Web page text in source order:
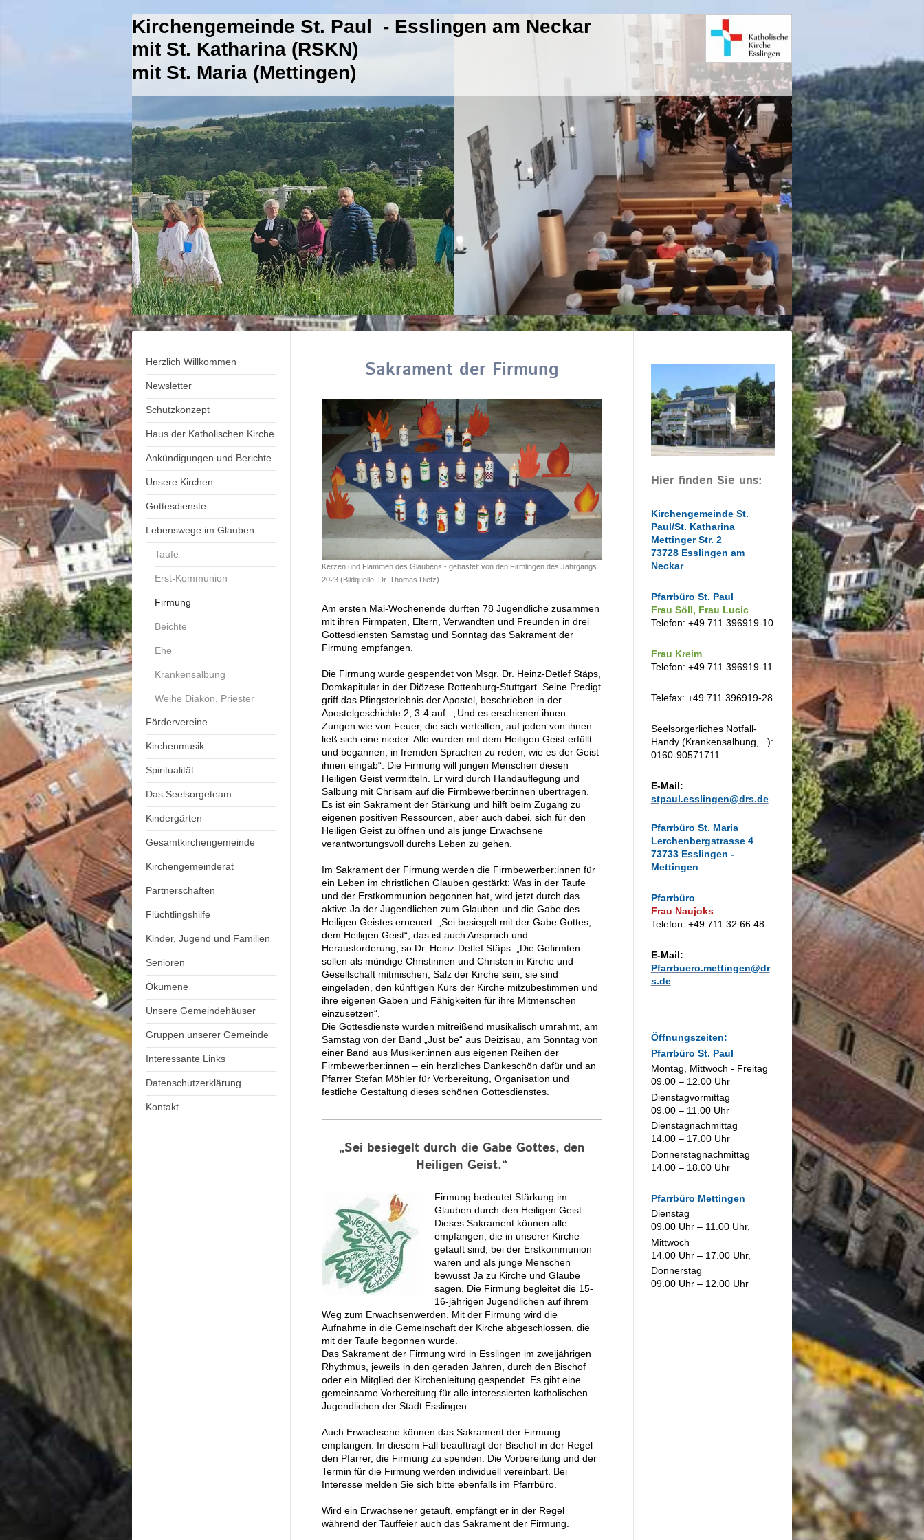
Kirchengemeinde St. Paul - Esslingen am Neckar
mit St. Katharina (RSKN)
mit St. Maria (Mettingen)
Herzlich Willkommen
Newsletter
Schutzkonzept
Haus der Katholischen Kirche
Ankündigungen und Berichte
Unsere Kirchen
Gottesdienste
Lebenswege im Glauben
Taufe
Erst-Kommunion
Firmung
Beichte
Ehe
Krankensalbung
Weihe Diakon, Priester
Fördervereine
Kirchenmusik
Spiritualität
Das Seelsorgeteam
Kindergärten
Gesamtkirchengemeinde
Kirchengemeinderat
Partnerschaften
Flüchtlingshilfe
Kinder, Jugend und Familien
Senioren
Ökumene
Unsere Gemeindehäuser
Gruppen unserer Gemeinde
Interessante Links
Datenschutzerklärung
Kontakt
Sakrament der Firmung
Kerzen und Flammen des Glaubens - gebastelt von den Firmlingen des Jahrgangs
2023 (Bildquelle: Dr. Thomas Dietz)
Am ersten Mai-Wochenende durften 78 Jugendliche zusammen
mit ihren Firmpaten, Eltern, Verwandten und Freunden in drei
Gottesdiensten Samstag und Sonntag das Sakrament der
Firmung empfangen.
Die Firmung wurde gespendet von Msgr. Dr. Heinz-Detlef Stäps,
Domkapitular in der Diözese Rottenburg-Stuttgart. Seine Predigt
griff das Pfingsterlebnis der Apostel, beschrieben in der
Apostelgeschichte 2, 3-4 auf. „Und es erschienen ihnen
Zungen wie von Feuer, die sich verteilten; auf jeden von ihnen
ließ sich eine nieder. Alle wurden mit dem Heiligen Geist erfüllt
und begannen, in fremden Sprachen zu reden, wie es der Geist
ihnen eingab“. Die Firmung will jungen Menschen diesen
Heiligen Geist vermitteln. Er wird durch Handauflegung und
Salbung mit Chrisam auf die Firmbewerber:innen übertragen.
Es ist ein Sakrament der Stärkung und hilft beim Zugang zu
eigenen positiven Ressourcen, aber auch dabei, sich für den
Heiligen Geist zu öffnen und als junge Erwachsene
verantwortungsvoll durchs Leben zu gehen.
Im Sakrament der Firmung werden die Firmbewerber:innen für
ein Leben im christlichen Glauben gestärkt: Was in der Taufe
und der Erstkommunion begonnen hat, wird jetzt durch das
aktive Ja der Jugendlichen zum Glauben und die Gabe des
Heiligen Geistes erneuert. „Sei besiegelt mit der Gabe Gottes,
dem Heiligen Geist“, das ist auch Anspruch und
Herausforderung, so Dr. Heinz-Detlef Stäps. „Die Gefirmten
sollen als mündige Christinnen und Christen in Kirche und
Gesellschaft mitmischen, Salz der Kirche sein; sie sind
eingeladen, den künftigen Kurs der Kirche mitzubestimmen und
ihre eigenen Gaben und Fähigkeiten für ihre Mitmenschen
einzusetzen“.
Die Gottesdienste wurden mitreißend musikalisch umrahmt, am
Samstag von der Band „Just be“ aus Deizisau, am Sonntag von
einer Band aus Musiker:innen aus eigenen Reihen der
Firmbewerber:innen – ein herzliches Dankeschön dafür und an
Pfarrer Stefan Möhler für Vorbereitung, Organisation und
festliche Gestaltung dieses schönen Gottesdienstes.
„Sei besiegelt durch die Gabe Gottes, den
Heiligen Geist.“
Firmung bedeutet Stärkung im
Glauben durch den Heiligen Geist.
Dieses Sakrament können alle
empfangen, die in unserer Kirche
getauft sind, bei der Erstkommunion
waren und als junge Menschen
bewusst Ja zu Kirche und Glaube
sagen. Die Firmung begleitet die 15-
16-jährigen Jugendlichen auf ihrem
Weg zum Erwachsenwerden. Mit der Firmung wird die
Aufnahme in die Gemeinschaft der Kirche abgeschlossen, die
mit der Taufe begonnen wurde.
Das Sakrament der Firmung wird in Esslingen im zweijährigen
Rhythmus, jeweils in den geraden Jahren, durch den Bischof
oder ein Mitglied der Kirchenleitung gespendet. Es gibt eine
gemeinsame Vorbereitung für alle interessierten katholischen
Jugendlichen der Stadt Esslingen.
Auch Erwachsene können das Sakrament der Firmung
empfangen. In diesem Fall beauftragt der Bischof in der Regel
den Pfarrer, die Firmung zu spenden. Die Vorbereitung und der
Termin für die Firmung werden individuell vereinbart. Bei
Interesse melden Sie sich bitte ebenfalls im Pfarrbüro.
Wird ein Erwachsener getauft, empfängt er in der Regel
während der Tauffeier auch das Sakrament der Firmung.
Hier finden Sie uns:
Kirchengemeinde St.
Paul/St. Katharina
Mettinger Str. 2
73728 Esslingen am
Neckar
Pfarrbüro St. Paul
Frau Söll, Frau Lucic
Telefon: +49 711 396919-10
Frau Kreim
Telefon: +49 711 396919-11
Telefax: +49 711 396919-28
Seelsorgerliches Notfall-
Handy (Krankensalbung,...):
0160-90571711
E-Mail:
stpaul.esslingen@drs.de
Pfarrbüro St. Maria
Lerchenbergstrasse 4
73733 Esslingen -
Mettingen
Pfarrbüro
Frau Naujoks
Telefon: +49 711 32 66 48
E-Mail:
Pfarrbuero.mettingen@dr
s.de
Öffnungszeiten:
Pfarrbüro St. Paul
Montag, Mittwoch - Freitag
09.00 – 12.00 Uhr
Dienstagvormittag
09.00 – 11.00 Uhr
Dienstagnachmittag
14.00 – 17.00 Uhr
Donnerstagnachmittag
14.00 – 18.00 Uhr
Pfarrbüro Mettingen
Dienstag
09.00 Uhr – 11.00 Uhr,
Mittwoch
14.00 Uhr – 17.00 Uhr,
Donnerstag
09.00 Uhr – 12.00 Uhr